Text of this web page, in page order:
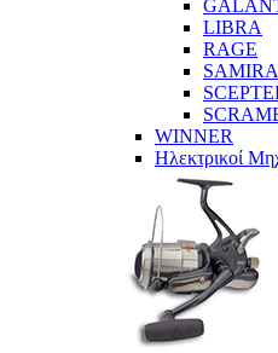
LIBRA
RAGE
SAMIRA
WINNER
Ηλεκτρικοί